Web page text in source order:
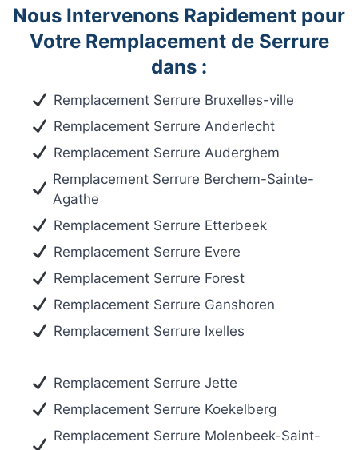
Nous Intervenons Rapidement pour
Votre Remplacement de Serrure
dans :
Remplacement Serrure Bruxelles-ville
Remplacement Serrure Anderlecht
Remplacement Serrure Auderghem
Remplacement Serrure Berchem-Sainte-
Agathe
Remplacement Serrure Etterbeek
Remplacement Serrure Evere
Remplacement Serrure Forest
Remplacement Serrure Ganshoren
Remplacement Serrure Ixelles
Remplacement Serrure Jette
Remplacement Serrure Koekelberg
Remplacement Serrure Molenbeek-Saint-